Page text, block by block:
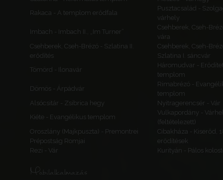
Rakaca - A templom erődfala
Pusztacsalád -
várhely
Imbach - Imbach II., „Im Turner”
Csehberek, Cseh-
vára
Csehberek, Cseh-Brézó - Szlatina II.
erődítés
Csehberek, Cseh-
Szlatina I. sáncvár
Tömörd - Ilonavár
Háromudvar -
templom
Dömös - Árpádvár
Rimabrézó -
templom
Alsócsitár - Zsibrica hegy
Nyitragerencsér - Vár
Kiéte - Evangélikus templom
Vulkapordány -
(feltételezett)
Oroszlány (Majkpuszta) - Premontrei
Prépostság Romjai
Cibakháza - Kiserőd,
erődítések
Rezi - Vár
Kurityán - Pálos
Mobilalkalmazás